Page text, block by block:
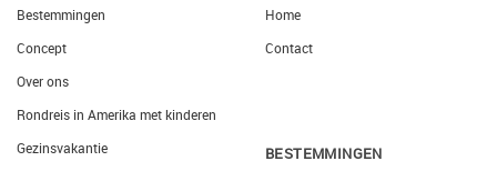
Bestemmingen
Concept
Over ons
Rondreis in Amerika met kinderen
Gezinsvakantie
Home
Contact
BESTEMMINGEN